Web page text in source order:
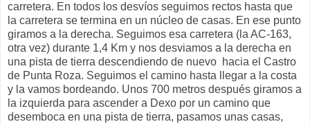
carretera. En todos los desvíos seguimos rectos hasta que
la carretera se termina en un núcleo de casas. En ese punto
giramos a la derecha. Seguimos esa carretera (la AC-163,
otra vez) durante 1,4 Km y nos desviamos a la derecha en
una pista de tierra descendiendo de nuevo hacia el Castro
de Punta Roza. Seguimos el camino hasta llegar a la costa
y la vamos bordeando. Unos 700 metros después giramos a
la izquierda para ascender a Dexo por un camino que
desemboca en una pista de tierra, pasamos unas casas,